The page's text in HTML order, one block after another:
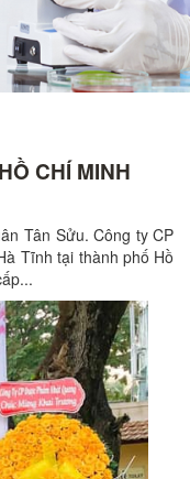
CHÍ MINH
Tân Sửu. Công ty CP
Tĩnh tại thành phố Hồ